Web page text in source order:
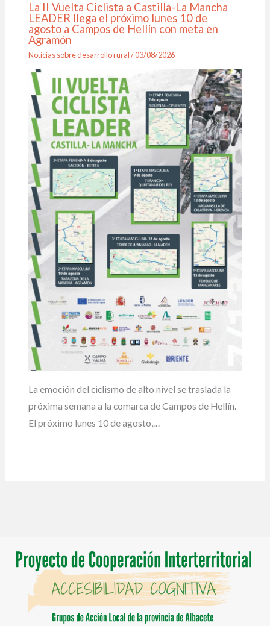
La II Vuelta Ciclista a Castilla-La Mancha
LEADER llega el próximo lunes 10 de
agosto a Campos de Hellín con meta en
Agramón
Noticias sobre desarrollo rural/03/08/2026
La emoción del ciclismo de alto nivel se traslada la
próxima semana a la comarca de Campos de Hellín.
El próximo lunes 10 de agosto,…